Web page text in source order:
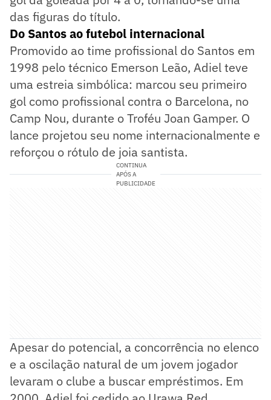
das figuras do título.
Do Santos ao futebol internacional
Promovido ao time profissional do Santos em
1998 pelo técnico Emerson Leão, Adiel teve
uma estreia simbólica: marcou seu primeiro
gol como profissional contra o Barcelona, no
Camp Nou, durante o Troféu Joan Gamper. O
lance projetou seu nome internacionalmente e
reforçou o rótulo de joia santista.
CONTINUA
APÓS A
PUBLICIDADE
Apesar do potencial, a concorrência no elenco
e a oscilação natural de um jovem jogador
levaram o clube a buscar empréstimos. Em